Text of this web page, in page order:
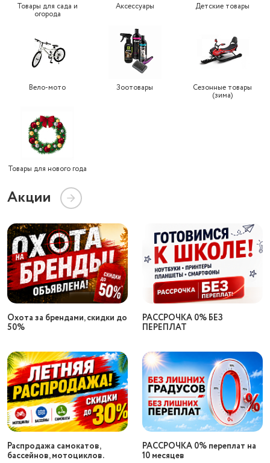
Товары для сада и
огорода
Аксессуары Детские товары
Вело-мото Зоотовары Сезонные товары
(зима)
Товары для нового года
Акции
Охота за брендами, скидки до
50%
РАССРОЧКА 0% БЕЗ
ПЕРЕПЛАТ
Распродажа самокатов,
бассейнов, мотоциклов.
РАССРОЧКА 0% переплат на
10 месяцев